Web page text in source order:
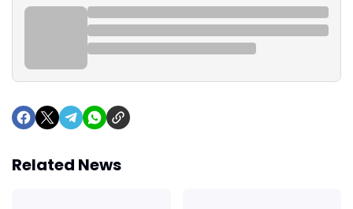
Related News